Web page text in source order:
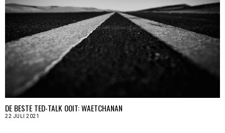
DE BESTE TED-TALK OOIT: WAETCHANAN
22 JULI 2021